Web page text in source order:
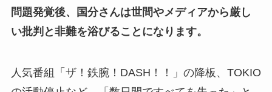
問題発覚後、国分さんは世間やメディアから厳し
い批判と非難を浴びることになります。
人気番組「ザ！鉄腕！DASH！！」の降板、TOKIO